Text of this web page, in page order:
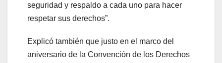
seguridad y respaldo a cada uno para hacer
respetar sus derechos”.
Explicó también que justo en el marco del
aniversario de la Convención de los Derechos